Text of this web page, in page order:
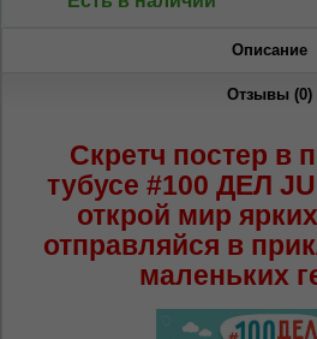
Описание
Отзывы (0)
Скретч постер в
тубусе #100 ДЕЛ
открой мир
отправляйся в
маленьких